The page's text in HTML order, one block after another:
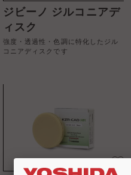
ジビーノ ジルコニアデ
ィスク
強度・透過性・色調に特化したジル
コニアディスクです